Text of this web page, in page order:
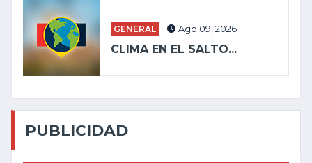
GENERAL Ago 09, 2026
CLIMA EN EL SALTO...
PUBLICIDAD